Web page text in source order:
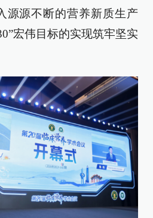
源源不断的营养新质生产
宏伟目标的实现筑牢坚实